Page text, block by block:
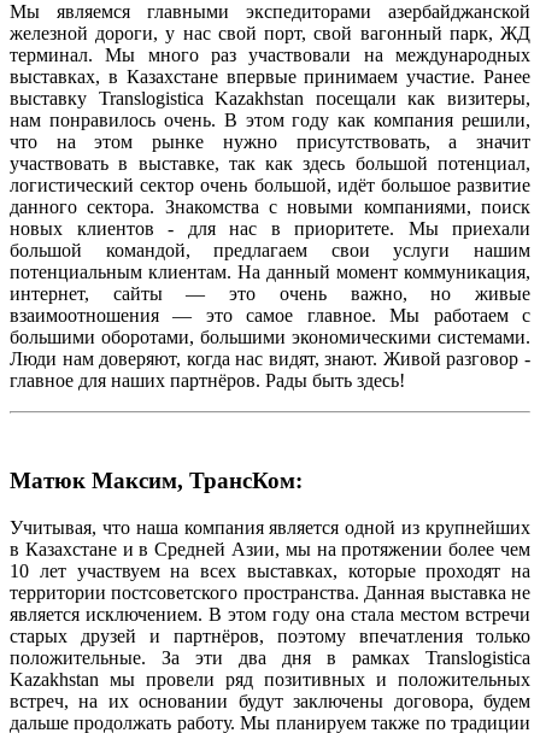
Мы являемся главными экспедиторами азербайджанской
железной дороги, у нас свой порт, свой вагонный парк, ЖД
терминал. Мы много раз участвовали на международных
выставках, в Казахстане впервые принимаем участие. Ранее
выставку Translogistica Kazakhstan посещали как визитеры,
нам понравилось очень. В этом году как компания решили,
что на этом рынке нужно присутствовать, а значит
участвовать в выставке, так как здесь большой потенциал,
логистический сектор очень большой, идёт большое развитие
данного сектора. Знакомства с новыми компаниями, поиск
новых клиентов - для нас в приоритете. Мы приехали
большой командой, предлагаем свои услуги нашим
потенциальным клиентам. На данный момент коммуникация,
интернет, сайты — это очень важно, но живые
взаимоотношения — это самое главное. Мы работаем с
большими оборотами, большими экономическими системами.
Люди нам доверяют, когда нас видят, знают. Живой разговор -
главное для наших партнёров. Рады быть здесь!
Матюк Максим, ТрансКом:
Учитывая, что наша компания является одной из крупнейших
в Казахстане и в Средней Азии, мы на протяжении более чем
10 лет участвуем на всех выставках, которые проходят на
территории постсоветского пространства. Данная выставка не
является исключением. В этом году она стала местом встречи
старых друзей и партнёров, поэтому впечатления только
положительные. За эти два дня в рамках Translogistica
Kazakhstan мы провели ряд позитивных и положительных
встреч, на их основании будут заключены договора, будем
дальше продолжать работу. Мы планируем также по традиции